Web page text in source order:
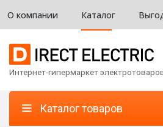
О компании Каталог
Интернет-гипермаркет
Каталог товаров